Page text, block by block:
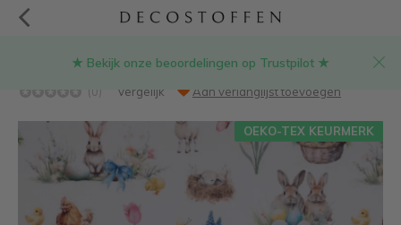
★ Bekijk onze beoordelingen op Trustpilot ★
Pasen digitale print stof
(0) Vergelijk Aan verlanglijst toevoegen
OEKO-TEX KEURMERK